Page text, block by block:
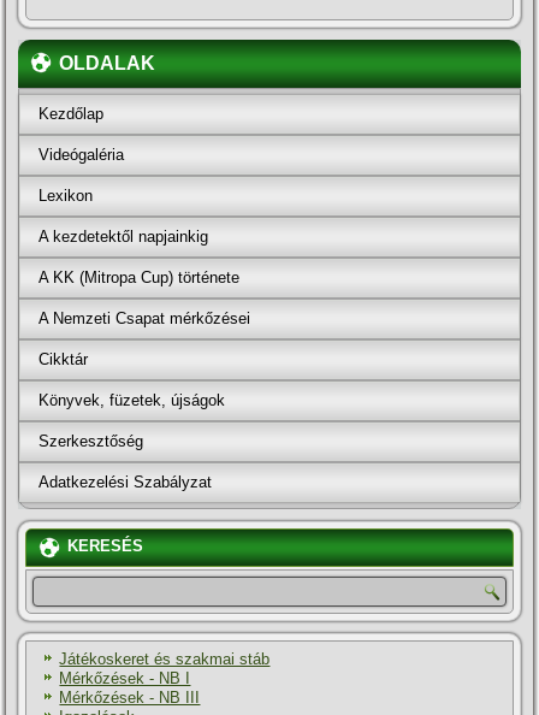
OLDALAK
Kezdőlap
Videógaléria
Lexikon
A kezdetektől napjainkig
A KK (Mitropa Cup) története
A Nemzeti Csapat mérkőzései
Cikktár
Könyvek, füzetek, újságok
Szerkesztőség
Adatkezelési Szabályzat
KERESÉS
Játékoskeret és szakmai stáb
Mérkőzések - NB I
Mérkőzések - NB III